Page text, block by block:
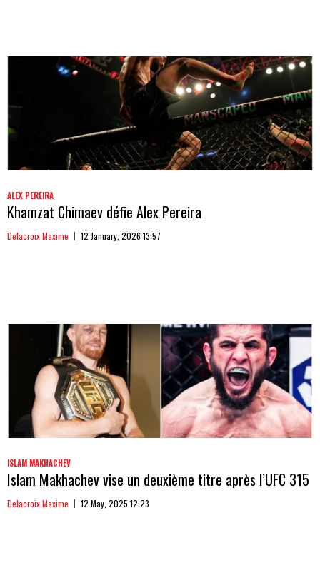
ALEX PEREIRA
Khamzat Chimaev défie Alex Pereira
Delacroix Maxime 12 January, 2026 13:57
ISLAM MAKHACHEV
Islam Makhachev vise un deuxième titre après l’UFC 315
Delacroix Maxime 12 May, 2025 12:23